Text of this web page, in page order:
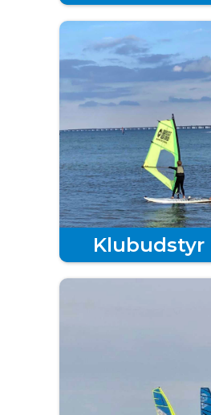
Klubudstyr